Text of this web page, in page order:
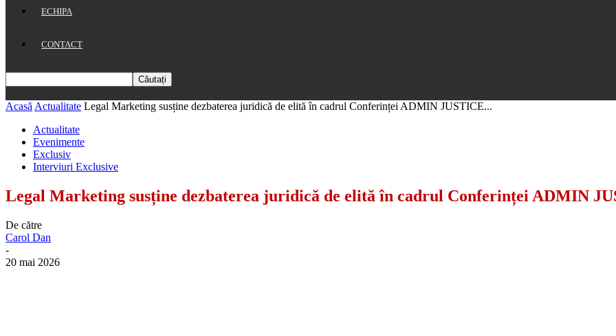
ECHIPA
CONTACT
Acasă Actualitate Legal Marketing susține dezbaterea juridică de elită în cadrul Conferinței ADMIN JUSTICE...
Actualitate
Evenimente
Exclusiv
Interviuri Exclusive
Legal Marketing susține dezbaterea juridică de elită în cadrul Conferinței ADMIN
De către
Carol Dan
-
20 mai 2026